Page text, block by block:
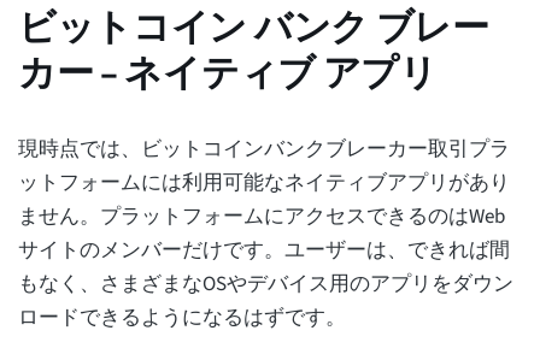
ビットコイン バンク ブレー
カー – ネイティブ アプリ
現時点では、ビットコインバンクブレーカー取引プラ
ットフォームには利用可能なネイティブアプリがあり
ません。プラットフォームにアクセスできるのはWeb
サイトのメンバーだけです。ユーザーは、できれば間
もなく、さまざまなOSやデバイス用のアプリをダウン
ロードできるようになるはずです。